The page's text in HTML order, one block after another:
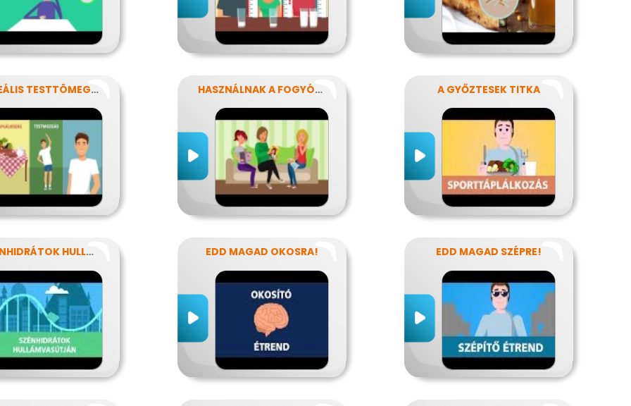
AZ IDEÁLIS TESTTÖMEG TITKAI HASZNÁLNAK A FOGYÓKÚRÁK? A GYŐZTESEK TITKA
A SZÉNHIDRÁTOK HULLÁMVASÚTJÁN EDD MAGAD OKOSRA! EDD MAGAD SZÉPRE!